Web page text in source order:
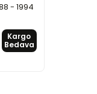
- 1994
Kargo
Bedava